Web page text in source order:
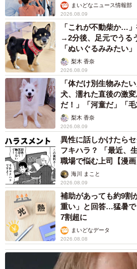
まいどなニュース情報部
2026.08.09
「これが不動柴か…
→2分後、足元でうる
「ぬいぐるみみたい」
梨木 香奈
2026.08.09
「体だけ別生物みた
犬、濡れた直後の激
だ！」「河童だ」「
梨木 香奈
2026.08.09
異性に話しかけたら
フキハラ？ 「最近、
職場で悩む上司【漫画
海川 まこと
2026.08.09
補助があっても約9割
重い」と回答…猛暑
7割超に
まいどなデータ
2026.08.08